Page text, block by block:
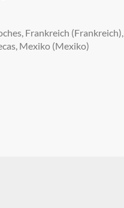
Frankreich (Frankreich),
Mexiko (Mexiko)